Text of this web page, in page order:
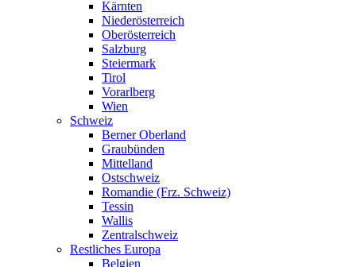
Kärnten
Niederösterreich
Oberösterreich
Salzburg
Steiermark
Tirol
Vorarlberg
Wien
Schweiz
Berner Oberland
Graubünden
Mittelland
Ostschweiz
Romandie (Frz. Schweiz)
Tessin
Wallis
Zentralschweiz
Restliches Europa
Belgien